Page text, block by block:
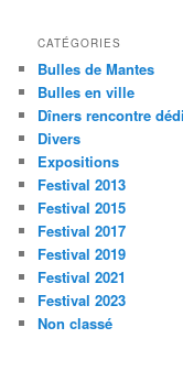
CATÉGORIES
Bulles de Mantes
Bulles en ville
Dîners rencontre
Divers
Expositions
Festival 2013
Festival 2015
Festival 2017
Festival 2019
Festival 2021
Festival 2023
Non classé